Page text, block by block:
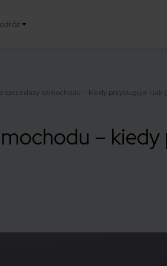
sprzedaży samochodu – kiedy przysługuje i jak
– kiedy